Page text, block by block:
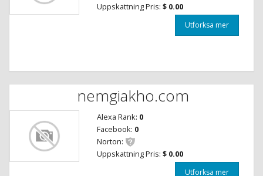
Uppskattning Pris: $ 0.00
Utforksa mer
nemgiakho.com
Alexa Rank: 0
Facebook: 0
Norton:
Uppskattning Pris: $ 0.00
Utforksa mer